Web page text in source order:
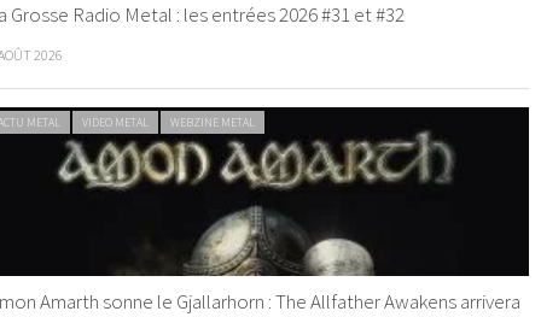
Grosse Radio Metal : les entrées 2026 #31 et #32
2026
METAL VIDEO METAL WEBZINE METAL
Amarth sonne le Gjallarhorn : The Allfather Awakens arrivera